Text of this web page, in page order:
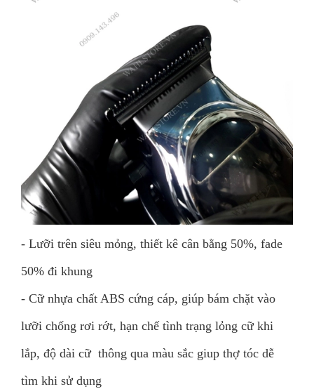
- Lưỡi trên siêu mỏng, thiết kê cân bằng 50%, fade
50% đi khung
- Cữ nhựa chất ABS cứng cáp, giúp bám chặt vào
lưỡi chống rơi rớt, hạn chế tình trạng lỏng cữ khi
lắp, độ dài cữ thông qua màu sắc giup thợ tóc dễ
tìm khi sử dụng